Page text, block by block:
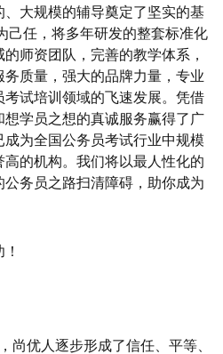
大规模的辅导奠定了坚实的基
己任，将多年研发的整套标准化
师资团队，完善的教学体系，
质量，强大的品牌力量，专业
试培训领域的飞速发展。凭借
想学员之想的真诚服务赢得了广
为全国公务员考试行业中规模
的机构。我们将以最人性化的
务员之路扫清障碍，助你成为
优人逐步形成了信任、平等、